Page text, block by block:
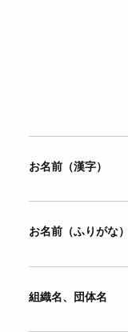
お名前（漢字）
お名前（ふりがな）
組織名、団体名